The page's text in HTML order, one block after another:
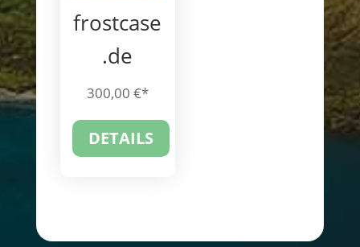
frostcase
.de
300,00 €
DETAILS